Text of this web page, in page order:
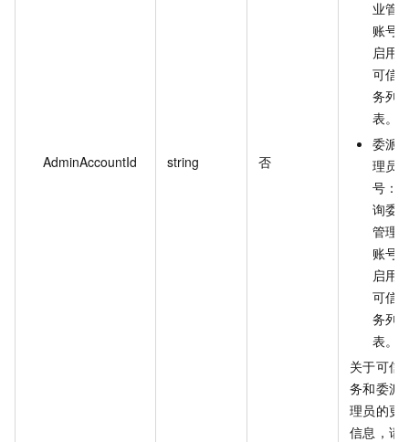
AdminAccountId string 否
业管
账号
启用
可信
务列
表。
委派
理员
号：
询委
管理
账号
启用
可信
务列
表。
关于可信
务和委派
理员的更
信息，请